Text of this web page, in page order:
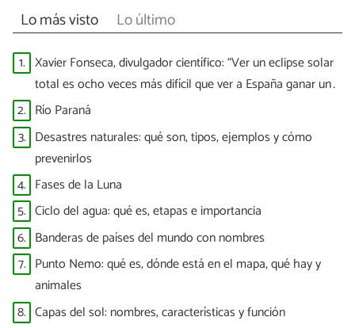
Lo más visto Lo último
1. Xavier Fonseca, divulgador científico: “Ver un eclipse solar
total es ocho veces más difícil que ver a España ganar un
Mundial”
2. Río Paraná
3. Desastres naturales: qué son, tipos, ejemplos y cómo
prevenirlos
4. Fases de la Luna
5. Ciclo del agua: qué es, etapas e importancia
6. Banderas de países del mundo con nombres
7. Punto Nemo: qué es, dónde está en el mapa, qué hay y
animales
8. Capas del sol: nombres, características y función